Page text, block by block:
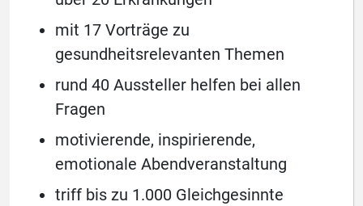
mit 17 Vorträge zu
gesundheitsrelevanten Themen
rund 40 Aussteller helfen bei allen
Fragen
motivierende, inspirierende,
emotionale Abendveranstaltung
triff bis zu 1.000 Gleichgesinnte